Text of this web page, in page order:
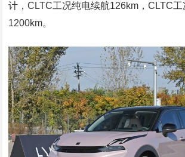
计，CLTC工况纯电续航126km，CLTC工
1200km。